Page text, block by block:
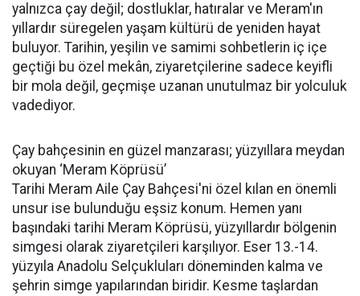
yalnızca çay değil; dostluklar, hatıralar ve Meram'ın
yıllardır süregelen yaşam kültürü de yeniden hayat
buluyor. Tarihin, yeşilin ve samimi sohbetlerin iç içe
geçtiği bu özel mekân, ziyaretçilerine sadece keyifli
bir mola değil, geçmişe uzanan unutulmaz bir yolculuk
vadediyor.
Çay bahçesinin en güzel manzarası; yüzyıllara meydan
okuyan ‘Meram Köprüsü’
Tarihi Meram Aile Çay Bahçesi'ni özel kılan en önemli
unsur ise bulunduğu eşsiz konum. Hemen yanı
başındaki tarihi Meram Köprüsü, yüzyıllardır bölgenin
simgesi olarak ziyaretçileri karşılıyor. Eser 13.-14.
yüzyıla Anadolu Selçukluları döneminden kalma ve
şehrin simge yapılarından biridir. Kesme taşlardan